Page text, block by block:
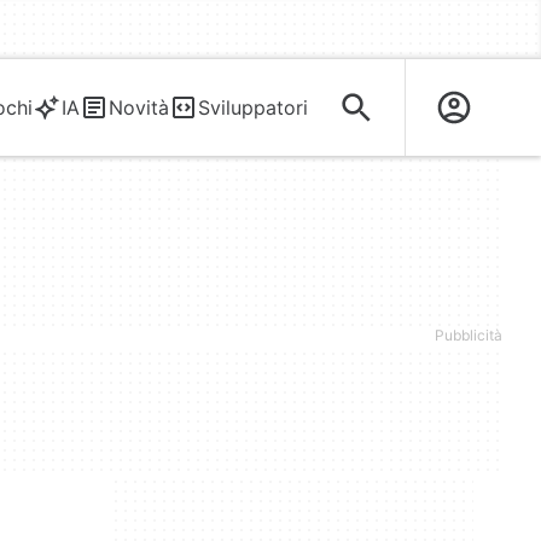
IA Novità Sviluppatori